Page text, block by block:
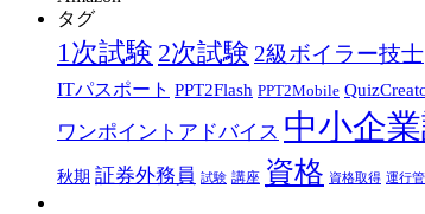
タグ
1次試験 2次試験 2級ボイラー技士
ITパスポート PPT2Flash PPT2Mobile
ワンポイントアドバイス 中小企
秋期 証券外務員 試験 講座 資格 資格取得 運行